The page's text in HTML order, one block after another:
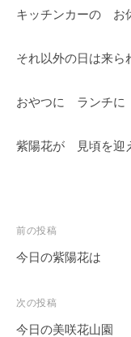
キッチンカーの
それ以外の日は来ら
おやつに ランチに
紫陽花が 見頃を迎
投
稿
ビ
ゲ
前の投稿
今日の紫陽花は
次の投稿
今日の美咲花山園